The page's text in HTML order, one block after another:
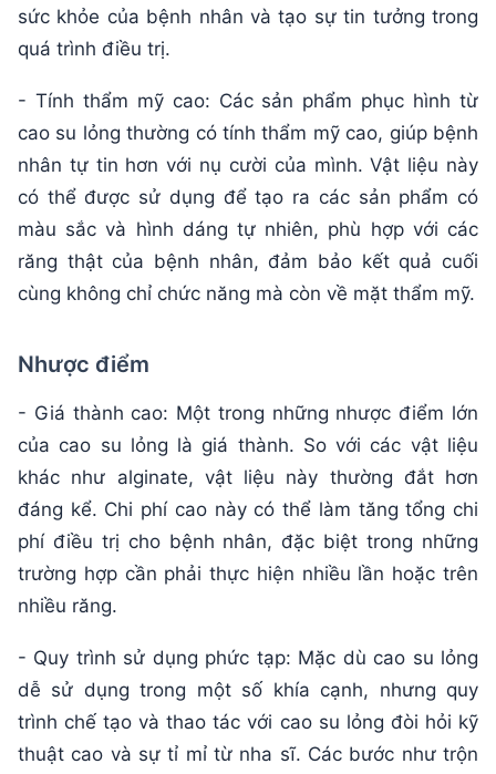
sức khỏe của bệnh nhân và tạo sự tin tưởng trong
quá trình điều trị.
- Tính thẩm mỹ cao: Các sản phẩm phục hình từ
cao su lỏng thường có tính thẩm mỹ cao, giúp bệnh
nhân tự tin hơn với nụ cười của mình. Vật liệu này
có thể được sử dụng để tạo ra các sản phẩm có
màu sắc và hình dáng tự nhiên, phù hợp với các
răng thật của bệnh nhân, đảm bảo kết quả cuối
cùng không chỉ chức năng mà còn về mặt thẩm mỹ.
Nhược điểm
- Giá thành cao: Một trong những nhược điểm lớn
của cao su lỏng là giá thành. So với các vật liệu
khác như alginate, vật liệu này thường đắt hơn
đáng kể. Chi phí cao này có thể làm tăng tổng chi
phí điều trị cho bệnh nhân, đặc biệt trong những
trường hợp cần phải thực hiện nhiều lần hoặc trên
nhiều răng.
- Quy trình sử dụng phức tạp: Mặc dù cao su lỏng
dễ sử dụng trong một số khía cạnh, nhưng quy
trình chế tạo và thao tác với cao su lỏng đòi hỏi kỹ
thuật cao và sự tỉ mỉ từ nha sĩ. Các bước như trộn